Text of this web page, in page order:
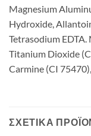
Magnesium
Hydroxide,
Tetrasodium
Titanium Dioxide
Carmine (CI
ΣΧΕΤΙΚΆ